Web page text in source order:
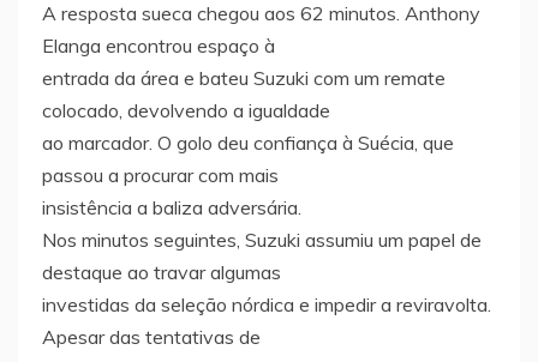
A resposta sueca chegou aos 62 minutos. Anthony
Elanga encontrou espaço à
entrada da área e bateu Suzuki com um remate
colocado, devolvendo a igualdade
ao marcador. O golo deu confiança à Suécia, que
passou a procurar com mais
insistência a baliza adversária.
Nos minutos seguintes, Suzuki assumiu um papel de
destaque ao travar algumas
investidas da seleção nórdica e impedir a reviravolta.
Apesar das tentativas de